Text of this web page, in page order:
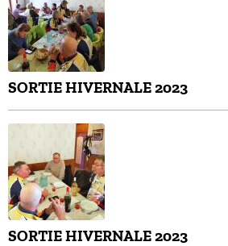
SORTIE HIVERNALE 2023
SORTIE HIVERNALE 2023